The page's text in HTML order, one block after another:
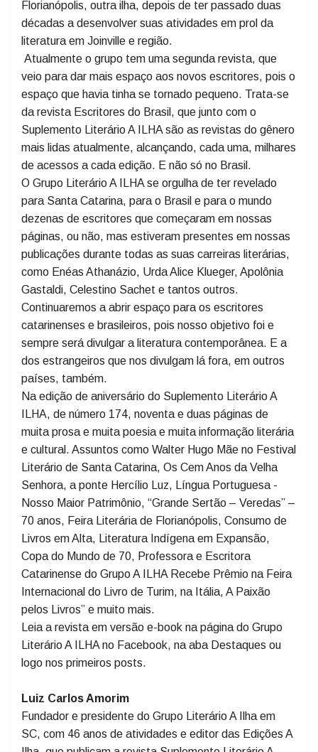
Suplemento Literário A ILHA, também completa 46
anos, pois os dois, grupo e revista, começaram juntos,
em São Francisco do Sul. Hoje a sede do Grupo é
Florianópolis, outra ilha, depois de ter passado duas
décadas a desenvolver suas atividades em prol da
literatura em Joinville e região.
Atualmente o grupo tem uma segunda revista, que
veio para dar mais espaço aos novos escritores, pois o
espaço que havia tinha se tornado pequeno. Trata-se
da revista Escritores do Brasil, que junto com o
Suplemento Literário A ILHA são as revistas do gênero
mais lidas atualmente, alcançando, cada uma, milhares
de acessos a cada edição. E não só no Brasil.
O Grupo Literário A ILHA se orgulha de ter revelado
para Santa Catarina, para o Brasil e para o mundo
dezenas de escritores que começaram em nossas
páginas, ou não, mas estiveram presentes em nossas
publicações durante todas as suas carreiras literárias,
como Enéas Athanázio, Urda Alice Klueger, Apolônia
Gastaldi, Celestino Sachet e tantos outros.
Continuaremos a abrir espaço para os escritores
catarinenses e brasileiros, pois nosso objetivo foi e
sempre será divulgar a literatura contemporânea. E a
dos estrangeiros que nos divulgam lá fora, em outros
países, também.
Na edição de aniversário do Suplemento Literário A
ILHA, de número 174, noventa e duas páginas de
muita prosa e muita poesia e muita informação literária
e cultural. Assuntos como Walter Hugo Mãe no Festival
Literário de Santa Catarina, Os Cem Anos da Velha
Senhora, a ponte Hercílio Luz, Língua Portuguesa -
Nosso Maior Patrimônio, “Grande Sertão – Veredas” –
70 anos, Feira Literária de Florianópolis, Consumo de
Livros em Alta, Literatura Indígena em Expansão,
Copa do Mundo de 70, Professora e Escritora
Catarinense do Grupo A ILHA Recebe Prêmio na Feira
Internacional do Livro de Turim, na Itália, A Paixão
pelos Livros” e muito mais.
Literário A ILHA no Facebook, na aba Destaques ou
logo nos primeiros posts.